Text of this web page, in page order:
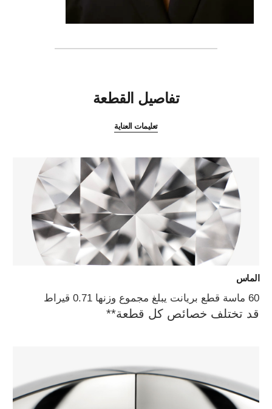
تفاصيل القطعة
تعليمات العناية
الماس
60 ماسة قطع بريانت يبلغ مجموع وزنها 0.71 قيراط
قد تختلف خصائص كل قطعة**